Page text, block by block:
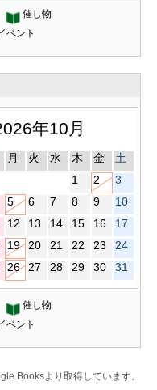
催し物
ベント
年10月
月 火 水 木 金
土
1
2
3
5 6 7 8 9
10
12 13 14 15 16
17
19 20 21 22 23
24
26 27 28 29 30 31
催し物
ベント
Booksより取得しています。